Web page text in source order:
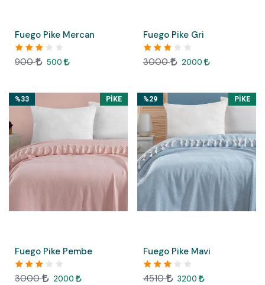
Fuego Pike Mercan
900 500
Fuego Pike Gri
3000 2000
Fuego Pike Pembe
3000 2000
%33 PIKE
Fuego Pike Mavi
4510 3200
%29 PIKE